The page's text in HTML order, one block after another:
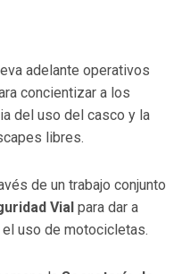
adelante operativos
concientizar a los
del uso del casco y la
libres.
de un trabajo conjunto
Vial para dar a
uso de motocicletas.